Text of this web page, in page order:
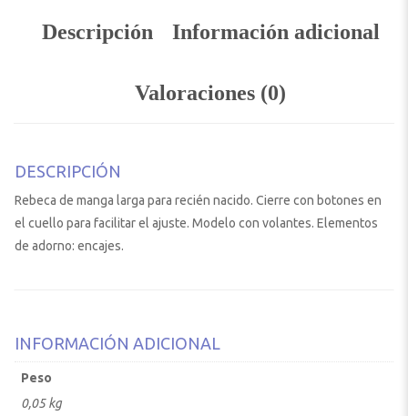
Descripción Información adicional
Valoraciones (0)
DESCRIPCIÓN
Rebeca de manga larga para recién nacido. Cierre con botones en
el cuello para facilitar el ajuste. Modelo con volantes. Elementos
de adorno: encajes.
INFORMACIÓN ADICIONAL
Peso
0,05 kg